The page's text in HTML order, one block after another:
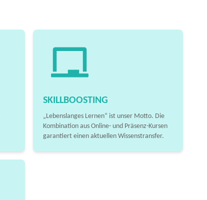
SKILLBOOSTING
„Lebenslanges Lernen“ ist unser Motto. Die
Kombination aus Online- und Präsenz-Kursen
garantiert einen aktuellen Wissenstransfer.